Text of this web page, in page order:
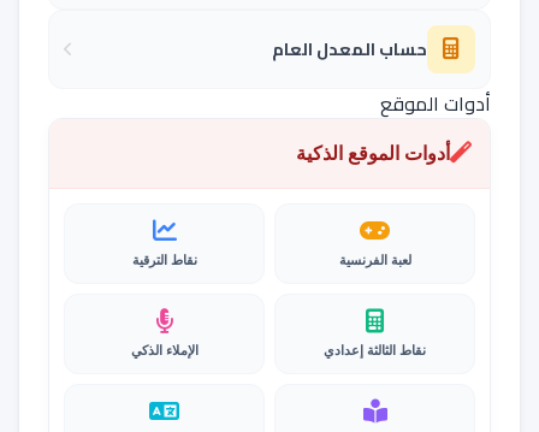
حساب المعدل العام
أدوات الموقع
أدوات الموقع الذكية
لعبة الفرنسية نقاط الترقية
نقاط الثالثة إعدادي الإملاء الذكي